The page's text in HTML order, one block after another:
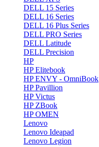
DELL 15 Series
DELL 16 Series
DELL 16 Plus Series
DELL PRO Series
DELL Latitude
DELL Precision
HP
HP Elitebook
HP ENVY - OmniBook
HP Pavillion
HP Victus
HP ZBook
HP OMEN
Lenovo
Lenovo Ideapad
Lenovo Legion